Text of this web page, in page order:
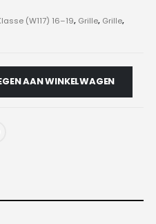
(W117) 16–19, Grille, Grille,
AAN WINKELWAGEN